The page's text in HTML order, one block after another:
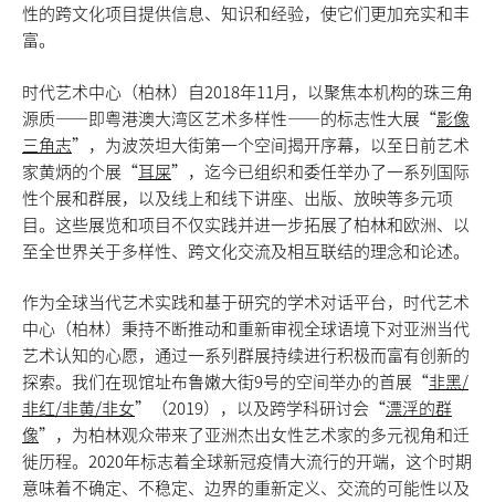
性的跨文化项目提供信息、知识和经验，使它们更加充实和丰
富。
时代艺术中心（柏林）自2018年11月，以聚焦本机构的珠三角
源质——即粤港澳大湾区艺术多样性——的标志性大展“影像
三角志”，为波茨坦大街第一个空间揭开序幕，以至日前艺术
家黄炳的个展“耳屎”，迄今已组织和委任举办了一系列国际
性个展和群展，以及线上和线下讲座、出版、放映等多元项
目。这些展览和项目不仅实践并进一步拓展了柏林和欧洲、以
至全世界关于多样性、跨文化交流及相互联结的理念和论述。
作为全球当代艺术实践和基于研究的学术对话平台，时代艺术
中心（柏林）秉持不断推动和重新审视全球语境下对亚洲当代
艺术认知的心愿，通过一系列群展持续进行积极而富有创新的
探索。我们在现馆址布鲁嫩大街9号的空间举办的首展“非黑/
非红/非黄/非女”（2019），以及跨学科研讨会“漂浮的群
像”，为柏林观众带来了亚洲杰出女性艺术家的多元视角和迁
徙历程。2020年标志着全球新冠疫情大流行的开端，这个时期
意味着不确定、不稳定、边界的重新定义、交流的可能性以及